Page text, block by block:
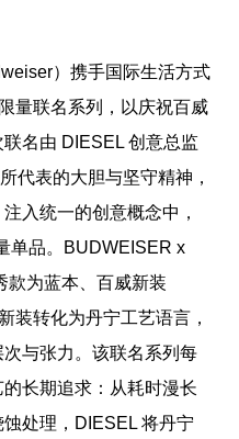
）携手国际生活方式
量联名系列，以庆祝百威
名由 DIESEL 创意总监
代表的大胆与坚守精神，
入统一的创意概念中，
单品。BUDWEISER x
款为蓝本、百威新装
装转化为丹宁工艺语言，
与张力。该联名系列每
长期追求：从耗时漫长
处理，DIESEL 将丹宁